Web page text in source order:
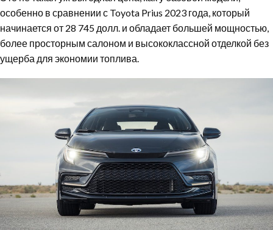
особенно в сравнении с Toyota Prius 2023 года, который
начинается от 28 745 долл. и обладает большей мощностью,
более просторным салоном и высококлассной отделкой без
ущерба для экономии топлива.